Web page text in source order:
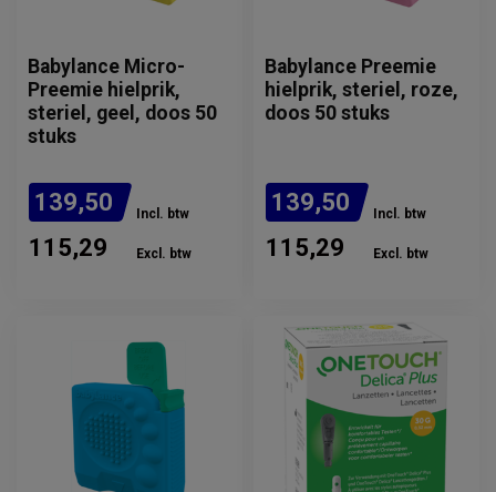
Babylance Micro-
Preemie hielprik,
steriel, geel, doos 50
stuks
139,50 Incl. btw
115,29 Excl. btw
Babylance Preemie
hielprik, steriel, roze,
doos 50 stuks
139,50 Incl. btw
115,29 Excl. btw